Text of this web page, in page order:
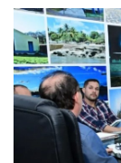
Webmail
Contato